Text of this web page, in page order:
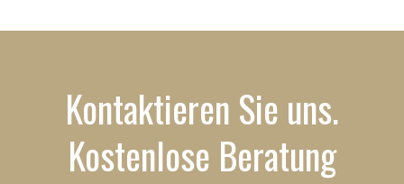
Kontaktieren Sie uns.
Kostenlose Beratung